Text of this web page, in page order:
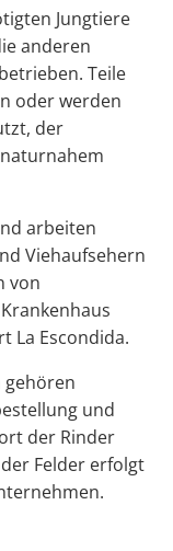
Jungtiere
anderen
Teile
oder werden
der
arbeiten
Viehaufsehern
von
La Escondida.
gehören
und
der Rinder
Felder erfolgt